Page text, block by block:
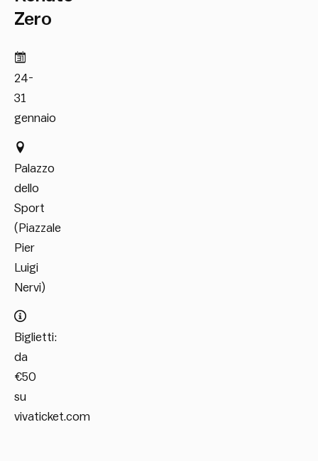
Zero
24-
31
gennaio
Palazzo
dello
Sport
(Piazzale
Pier
Luigi
Nervi)
Biglietti:
da
€50
su
vivaticket.com